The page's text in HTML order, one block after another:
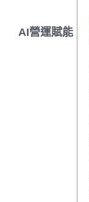
AI營運賦能